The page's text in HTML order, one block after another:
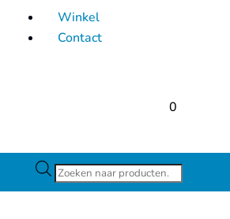
Winkel
Contact
0
Producten
zoeken